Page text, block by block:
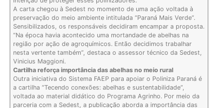
A carta chegou à Sedest no momento de uma ação voltada à
preservação do meio ambiente intitulada “Paraná Mais Verde”.
Sensibilizados, os responsáveis decidiram encampar a proposta.
“Na época havia acontecido uma mortandade de abelhas na
região por ação de agroquímicos. Então decidimos trabalhar
nesta vertente também”, destaca o assessor técnico da Sedest,
Vinicius Maggioni.
Cartilha reforça importância das abelhas no meio rural
Outra iniciativa do Sistema FAEP para apoiar o Poliniza Paraná é
a cartilha “Tecendo conexões: abelhas e sustentabilidade”,
voltada ao material didático do Programa Agrinho. Por meio da
parceria com a Sedest, a publicação aborda a importância das